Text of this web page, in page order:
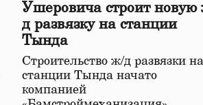
Ушеровича строит новую
д развязку на станции
Тында
Строительство ж/д развязки на
станции Тында начато
компанией